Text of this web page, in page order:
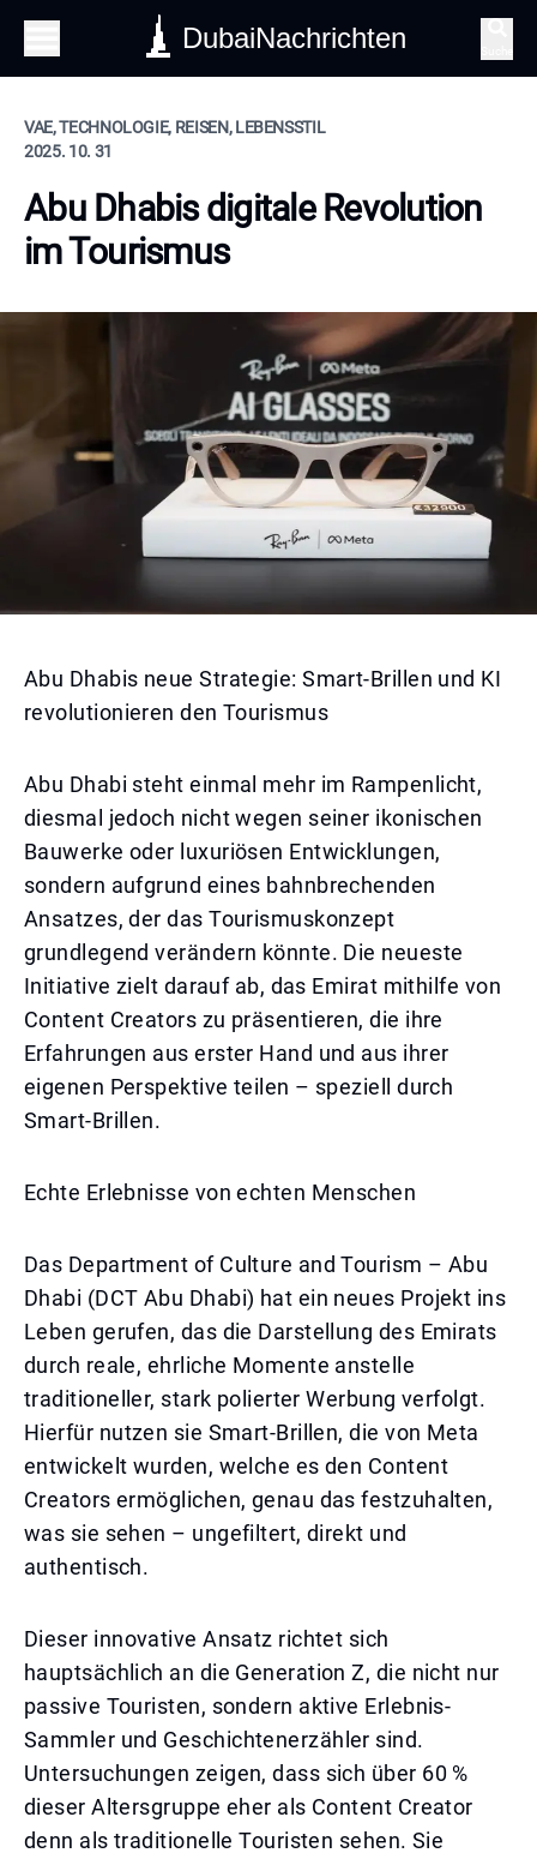
DubaiNachrichten
VAE, TECHNOLOGIE, REISEN, LEBENSSTIL
2025. 10. 31
Abu Dhabis digitale Revolution
im Tourismus
Abu Dhabis neue Strategie: Smart-Brillen und KI
revolutionieren den Tourismus
Abu Dhabi steht einmal mehr im Rampenlicht,
diesmal jedoch nicht wegen seiner ikonischen
Bauwerke oder luxuriösen Entwicklungen,
sondern aufgrund eines bahnbrechenden
Ansatzes, der das Tourismuskonzept
grundlegend verändern könnte. Die neueste
Initiative zielt darauf ab, das Emirat mithilfe von
Content Creators zu präsentieren, die ihre
Erfahrungen aus erster Hand und aus ihrer
eigenen Perspektive teilen – speziell durch
Smart-Brillen.
Echte Erlebnisse von echten Menschen
Das Department of Culture and Tourism – Abu
Dhabi (DCT Abu Dhabi) hat ein neues Projekt ins
Leben gerufen, das die Darstellung des Emirats
durch reale, ehrliche Momente anstelle
traditioneller, stark polierter Werbung verfolgt.
Hierfür nutzen sie Smart-Brillen, die von Meta
entwickelt wurden, welche es den Content
Creators ermöglichen, genau das festzuhalten,
was sie sehen – ungefiltert, direkt und
authentisch.
Dieser innovative Ansatz richtet sich
hauptsächlich an die Generation Z, die nicht nur
passive Touristen, sondern aktive Erlebnis-
Sammler und Geschichtenerzähler sind.
Untersuchungen zeigen, dass sich über 60 %
dieser Altersgruppe eher als Content Creator
denn als traditionelle Touristen sehen. Sie